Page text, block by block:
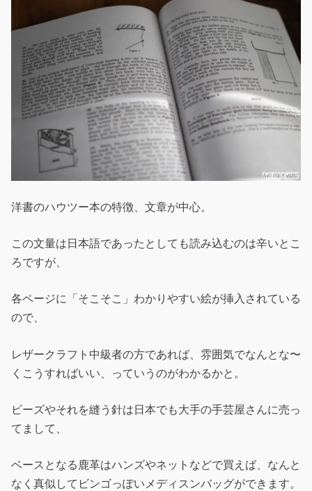
洋書のハウツー本の特徴、文章が中心。
この文量は日本語であったとしても読み込むのは辛いとこ
ろですが、
各ページに「そこそこ」わかりやすい絵が挿入されている
ので、
レザークラフト中級者の方であれば、雰囲気でなんとな〜
くこうすればいい、っていうのがわかるかと。
ビーズやそれを縫う針は日本でも大手の手芸屋さんに売っ
てまして、
ベースとなる鹿革はハンズやネットなどで買えば、なんと
なく真似してビンゴっぽいメディスンバッグができます。